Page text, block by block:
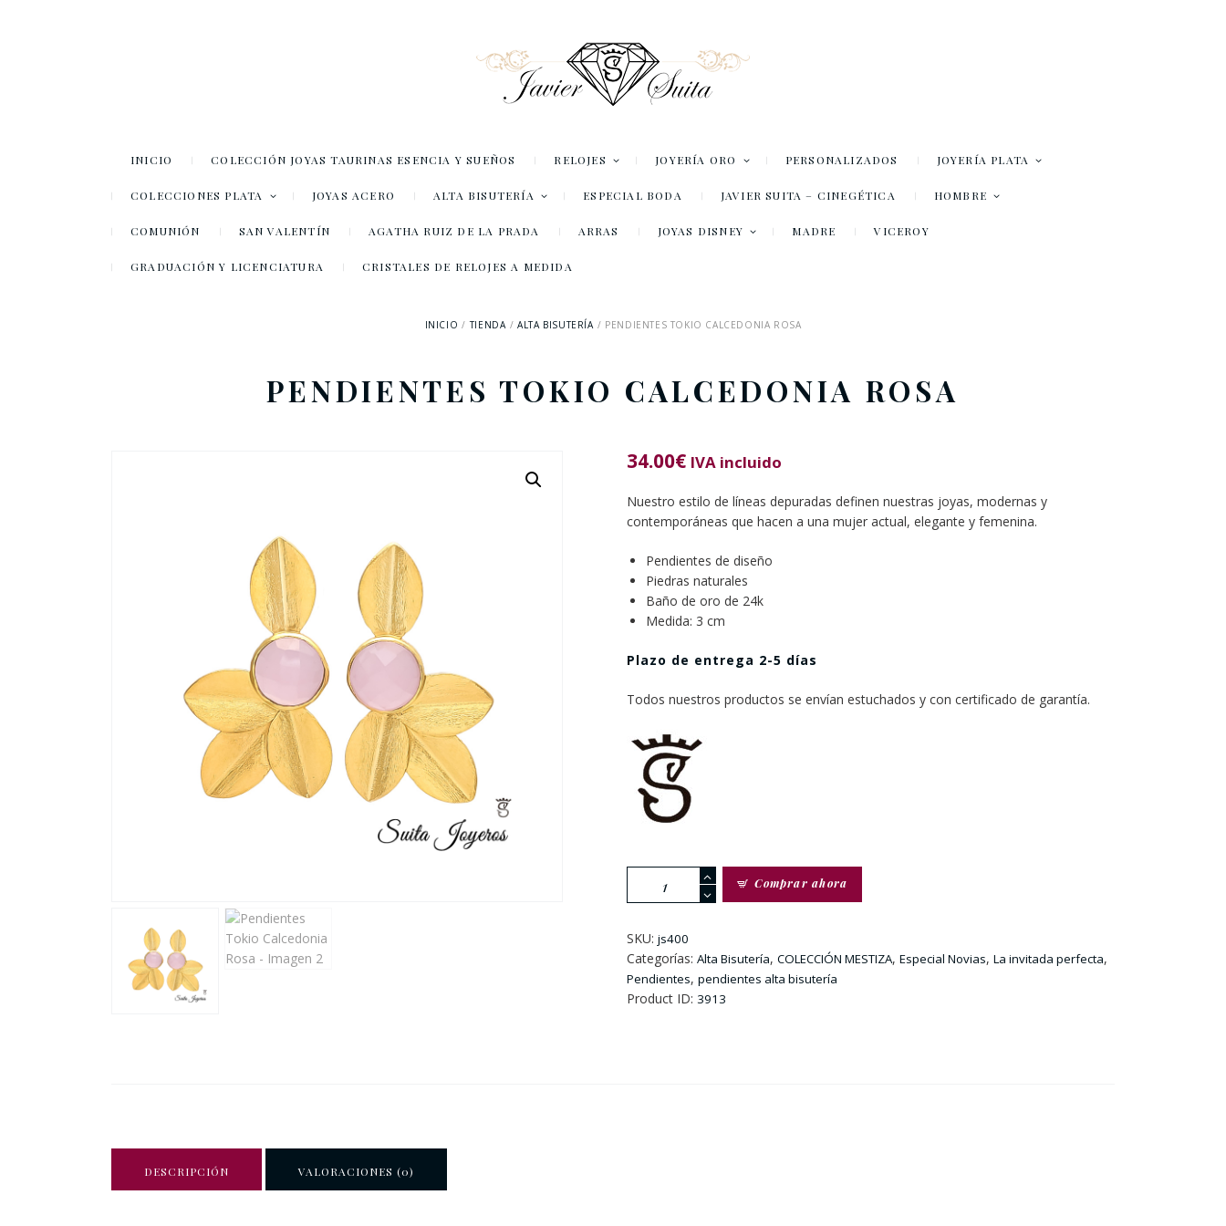
INICIO COLECCIÓN JOYAS TAURINAS ESENCIA Y SUEÑOS RELOJES JOYERÍA ORO PERSONALIZADOS JOYERÍA PLATA
COLECCIONES PLATA JOYAS ACERO ALTA BISUTERÍA ESPECIAL BODA JAVIER SUITA – CINEGÉTICA HOMBRE
COMUNIÓN SAN VALENTÍN AGATHA RUIZ DE LA PRADA ARRAS JOYAS DISNEY MADRE VICEROY
GRADUACIÓN Y LICENCIATURA CRISTALES DE RELOJES A MEDIDA
INICIO TIENDA ALTA BISUTERÍA PENDIENTES TOKIO CALCEDONIA ROSA
PENDIENTES TOKIO CALCEDONIA ROSA
34.00€ IVA incluido
Nuestro estilo de líneas depuradas definen nuestras joyas, modernas y
contemporáneas que hacen a una mujer actual, elegante y femenina.
Pendientes de diseño
Piedras naturales
Baño de oro de 24k
Medida: 3 cm
Plazo de entrega 2-5 días
Todos nuestros productos se envían estuchados y con certificado de garantía.
Rosa
cantidad
Comprar ahora
SKU: js400
Categorías: Alta Bisutería, COLECCIÓN MESTIZA, Especial Novias, La invitada perfecta,
Pendientes, pendientes alta bisutería
Product ID: 3913
DESCRIPCIÓN VALORACIONES (0)